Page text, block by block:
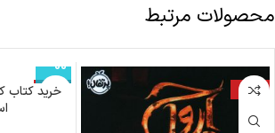
محصولات مرتبط
-20%
-18%